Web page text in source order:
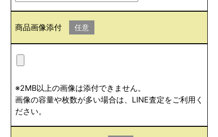
商品画像添付 任意
※2MB以上の画像は添付できません。
画像の容量や枚数が多い場合は、LINE査定をご利用く
ださい。